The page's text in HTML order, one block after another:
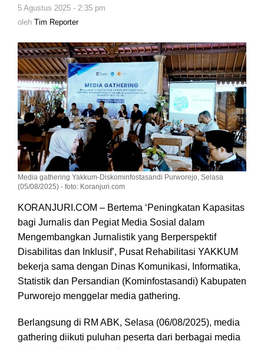
5 Agustus 2025 - 2:35 pm
oleh Tim Reporter
Media gathering Yakkum-Diskominfostasandi Purworejo, Selasa
(05/08/2025) - foto: Koranjuri.com
KORANJURI.COM – Bertema ‘Peningkatan Kapasitas
bagi Jurnalis dan Pegiat Media Sosial dalam
Mengembangkan Jurnalistik yang Berperspektif
Disabilitas dan Inklusif’, Pusat Rehabilitasi YAKKUM
bekerja sama dengan Dinas Komunikasi, Informatika,
Statistik dan Persandian (Kominfostasandi) Kabupaten
Purworejo menggelar media gathering.
Berlangsung di RM ABK, Selasa (06/08/2025), media
gathering diikuti puluhan peserta dari berbagai media